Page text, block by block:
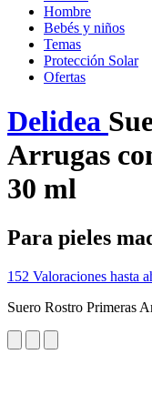
Hombre
Bebés y niños
Temas
Protección Solar
Ofertas
Delidea
Arrugas
30 ml
Para pieles
152 Valoraciones hasta
Suero Rostro Primeras